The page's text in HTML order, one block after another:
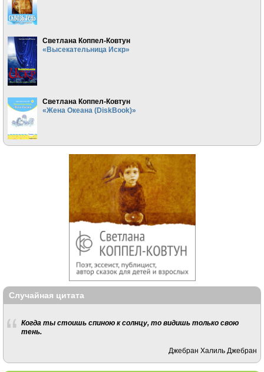
Светлана Коппел-Ковтун
«Высекательница Искр»
Светлана Коппел-Ковтун
«Жена Океана (DiskBook)»
Случайная цитата
Когда ты стоишь спиною к солнцу, то видишь только свою
тень.
Джебран Халиль Джебран